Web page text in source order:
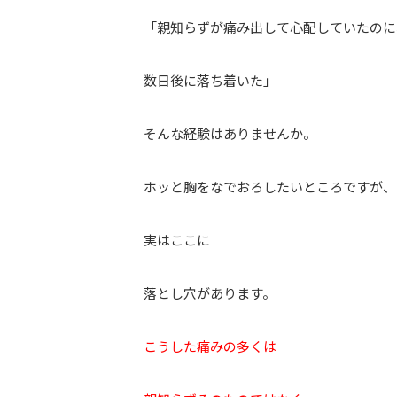
「親知らずが痛み出して心配していたの
数日後に落ち着いた」
そんな経験はありませんか。
ホッと胸をなでおろしたいところですが、
実はここに
落とし穴があります。
こうした痛みの多くは